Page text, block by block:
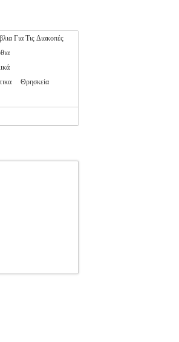
Για Τις Διακοπές
Θρησκεία
ΕΡΓΟ Εκδοτικός
Αύγουστος
σου δείξει η Πέππα,
χρειάζονται για να